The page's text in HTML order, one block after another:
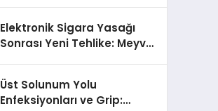
Elektronik Sigara Yasağı
Sonrası Yeni Tehlike: Meyve
Üst Solunum Yolu
Enfeksiyonları ve Grip: